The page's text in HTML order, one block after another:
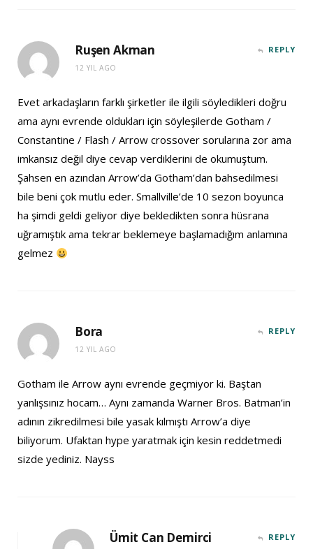
Ruşen Akman
12 YIL AGO
REPLY
Evet arkadaşların farklı şirketler ile ilgili söyledikleri doğru
ama aynı evrende oldukları için söyleşilerde Gotham /
Constantine / Flash / Arrow crossover sorularına zor ama
imkansız değil diye cevap verdiklerini de okumuştum.
Şahsen en azından Arrow’da Gotham’dan bahsedilmesi
bile beni çok mutlu eder. Smallville’de 10 sezon boyunca
ha şimdi geldi geliyor diye bekledikten sonra hüsrana
uğramıştık ama tekrar beklemeye başlamadığım anlamına
gelmez
Bora
12 YIL AGO
REPLY
Gotham ile Arrow aynı evrende geçmiyor ki. Baştan
yanlışsınız hocam… Aynı zamanda Warner Bros. Batman’in
adının zikredilmesi bile yasak kılmıştı Arrow’a diye
biliyorum. Ufaktan hype yaratmak için kesin reddetmedi
sizde yediniz. Nayss
Ümit Can Demirci REPLY